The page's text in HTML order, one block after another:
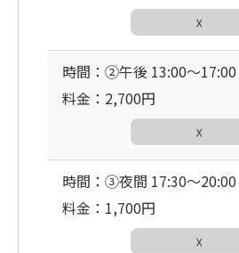
☓
時間：②午後 13:00〜17:00
料金：2,700円
☓
時間：③夜間 17:30〜20:00
料金：1,700円
☓